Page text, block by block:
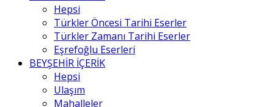
Hepsi
Türkler Öncesi Tarihi Eserler
Türkler Zamanı Tarihi Eserler
Eşrefoğlu Eserleri
BEYŞEHİR İÇERİK
Hepsi
Ulaşım
Mahalleler